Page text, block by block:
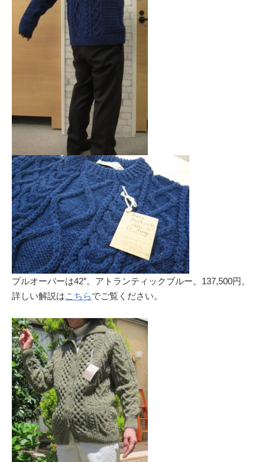
プルオーバーは42″。アトランティックブルー。137,500円。
詳しい解説はこちらでご覧ください。